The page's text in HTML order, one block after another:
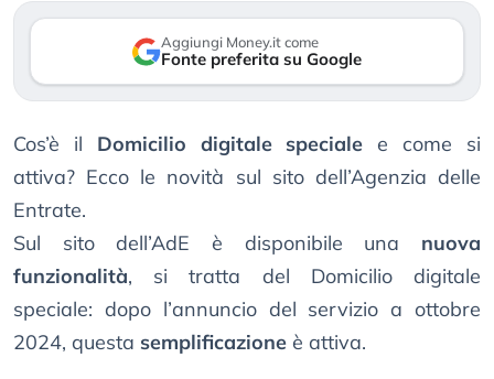
Aggiungi Money.it come
Fonte preferita su Google
Cos’è il Domicilio digitale speciale e come si
attiva? Ecco le novità sul sito dell’Agenzia delle
Entrate.
Sul sito dell’AdE è disponibile una nuova
funzionalità, si tratta del Domicilio digitale
speciale: dopo l’annuncio del servizio a ottobre
2024, questa semplificazione è attiva.